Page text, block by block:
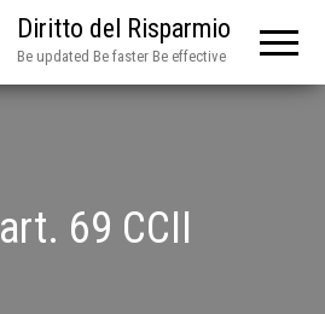
Diritto del Risparmio
Be updated Be faster Be effective
art. 69 CCII